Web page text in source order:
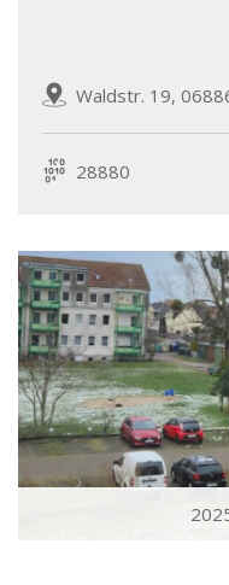
Waldstr. 19,
28880